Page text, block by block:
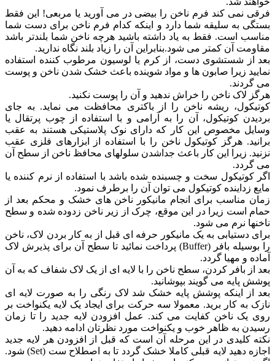
فرقی نمی کند فرم ناخن را بیضی در می آورید یا مربعی! این فقط
بستگی به سلیقه شما دارد و اینکه کدام فرم ناخن برای دست شما
مناسب است. فقط به یاد داشته باشید هرچه ناخن شما بلندتر باشد
مقاومت آن کمتر می شود.بنابراین آن را زیاد بلند نگاه ندارید.
بعد از شستشوی دست، از کرم یا لوسیون مرطوب کننده استفاده
نمایید زیرا صابون ها و مواد شوینده باعث خشک شدن ناخن و پوست
می گردند.
هرگز لاک ناخن را خراش ندهید و آن را پوست نکنید.
کوتیکول، ریشه ناخن را از باکتری محافظت می نماید. به جای
بردیدن کوتیکول، آن را به آرامی و با استفاده از چوب پرتقال یا
وسایل مخصوص این کار که دارای نوک پلاستیکی هستند به عقب
برانید. هرگز کوتیکول ناخن را با استفاده از ابزارهای فلزی عقب
نزنید. زیرا این کار باعث جداشدن سلولهای محافظ ناخن از سطح آن
می گردد.
اگر کوتیکول سخت و چسبنده شده باشد با استفاده از نرم کننده یا
مایع زداینده کوتیکول می توان آن را برطرف نمود.
زمان مناسب برای انجام مانیکور ناخن های خشک و محکم بعد از
حمام است زیرا در این موقع، چرک از زیر ناخن زدوده شده و سطح
ناخنها نرم می شود.
برای دستیابی به یک مانیکور حرفه ای قبل از به کار بردن لاک، ناخن
را بوسیله بافر (Buffer) پرداخت نمائید تا سطح آن برای پذیرش لاک
آماده و مهیا گردد.
بعد از بافر کردن، سطح ناخن را با لایه ای از یک لاک شفاف که به آن
پوشش پایه می گویند بپوشانید.
بعد از اینکه پوشش پایه خشک شد لاک رنگی را به صورت لایه ای
نازک به کار برید. معمولا سه حرکت برای ایجاد یک لایه یکنواخت بر
روی یک ناخن کفایت می کند. عمل افزودن لایه جدید را تا زمان
رسیدن به ظاهر خوب و یکنواخت مورد نظرتان ادامه دهید.
نکته کلیدی در این مرحله آن است که قبل از افزودن هر لایه جدید
اجازه دهید لایه قبلی کاملا خشک گردد تا به اصطلاح ست (Set) شود.